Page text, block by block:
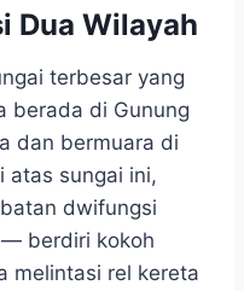
Dua Wilayah
terbesar yang
berada di Gunung
dan bermuara di
atas sungai ini,
dwifungsi
berdiri kokoh
melintasi rel kereta